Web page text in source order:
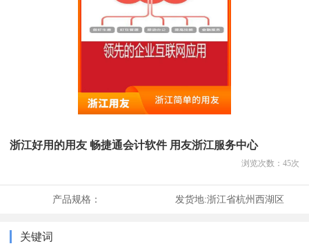
浙江好用的用友 畅捷通会计软件 用友浙江服务中心
浏览次数： 45次
产品规格： 发货地:浙江省杭州西湖区
关键词